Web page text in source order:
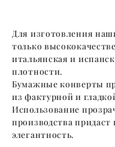
Для изготовления
только
итальянская и
плотности.
Бумажные конверты
из фактурной и
Использование
производства
элегантность.